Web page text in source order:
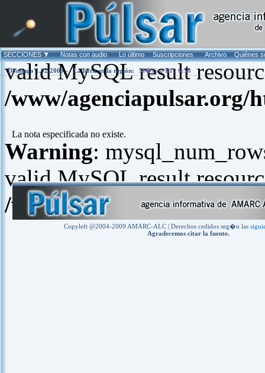
Warning:
valid MySQL result
/www/agenciapulsar.org/
Warning:
valid MySQL result
/www/agenciapulsar.org/
SECCIONES Notas con audio Lo último Suscripciones Archivo Quiénes
Domingo 1.02.2009 - La hora en la región: M�xico DF: 6:50
La nota especificada no existe.
Copyleft @2004-2009 AMARC-ALC | Derechos cedidos seg�n las
Agradecemos citar la fuente.